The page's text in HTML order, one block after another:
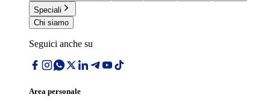
Speciali
Chi siamo
Seguici anche su
Area personale